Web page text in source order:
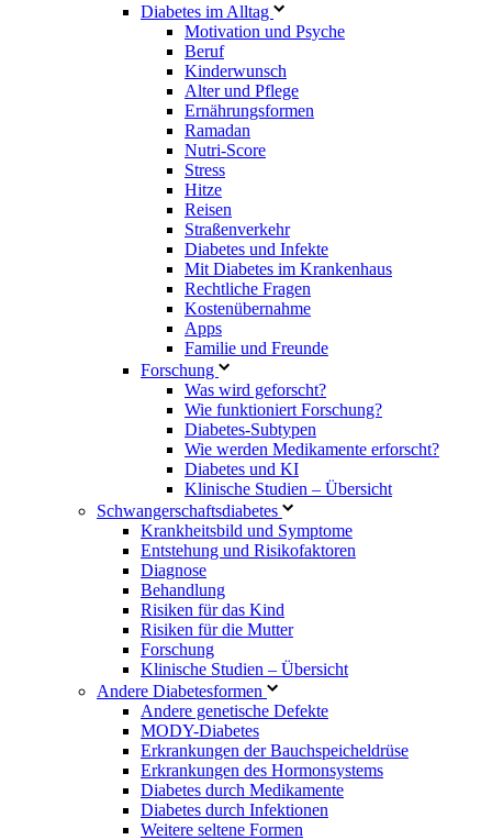
Diabetes im Alltag
Motivation und Psyche
Beruf
Kinderwunsch
Alter und Pflege
Ernährungsformen
Ramadan
Nutri-Score
Stress
Hitze
Reisen
Straßenverkehr
Diabetes und Infekte
Mit Diabetes im Krankenhaus
Rechtliche Fragen
Kostenübernahme
Apps
Familie und Freunde
Forschung
Was wird geforscht?
Wie funktioniert Forschung?
Diabetes-Subtypen
Wie werden Medikamente erforscht?
Diabetes und KI
Klinische Studien – Übersicht
Schwangerschaftsdiabetes
Krankheitsbild und Symptome
Entstehung und Risikofaktoren
Diagnose
Behandlung
Risiken für das Kind
Risiken für die Mutter
Forschung
Klinische Studien – Übersicht
Andere Diabetesformen
Andere genetische Defekte
MODY-Diabetes
Erkrankungen der Bauchspeicheldrüse
Erkrankungen des Hormonsystems
Diabetes durch Medikamente
Diabetes durch Infektionen
Weitere seltene Formen